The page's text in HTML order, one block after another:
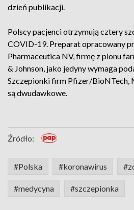
dzień publikacji.
Polscy pacjenci otrzymują cztery
COVID-19. Preparat opracowany
Pharmaceutica NV, firmę z pionu
& Johnson, jako jedyny wymaga
Szczepionki firm Pfizer/BioNTech,
są dwudawkowe.
Źródło:
#Polska #koronawirus
#medycyna #szczepionka